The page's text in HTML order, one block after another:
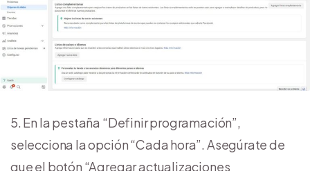
5. En la pestaña “Definir programación”,
selecciona la opción “Cada hora”. Asegúrate de
que el botón “Agregar actualizaciones